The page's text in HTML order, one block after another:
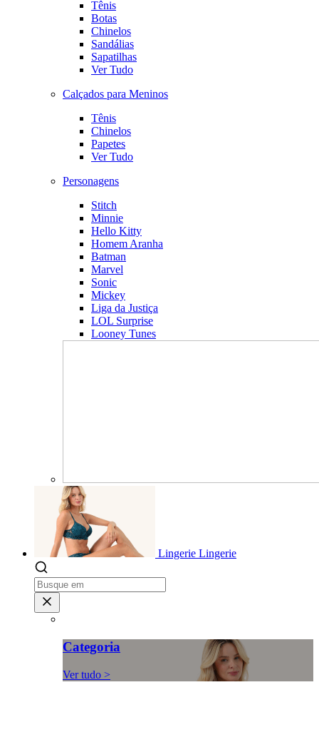
Tênis
Botas
Chinelos
Sandálias
Sapatilhas
Ver Tudo
Calçados para Meninos
Tênis
Chinelos
Papetes
Ver Tudo
Personagens
Stitch
Minnie
Hello Kitty
Homem Aranha
Batman
Marvel
Sonic
Mickey
Liga da Justiça
LOL Surprise
Looney Tunes
Lingerie Lingerie
Categoria
Ver tudo >